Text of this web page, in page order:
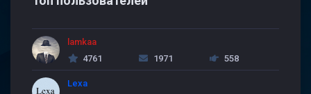
lamkaa
4761
1971 558
Lexa